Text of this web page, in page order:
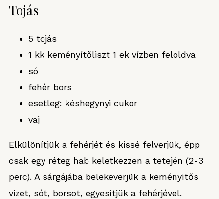
Tojás
5 tojás
1 kk keményítőliszt 1 ek vízben feloldva
só
fehér bors
esetleg: késhegynyi cukor
vaj
Elkülönítjük a fehérjét és kissé felverjük, épp
csak egy réteg hab keletkezzen a tetején (2-3
perc). A sárgájába belekeverjük a keményítős
vizet, sót, borsot, egyesítjük a fehérjével.